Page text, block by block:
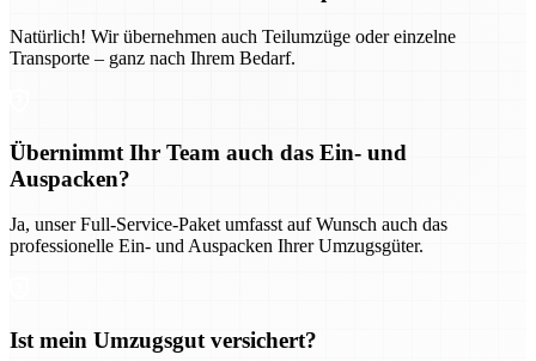
Natürlich! Wir übernehmen auch Teilumzüge oder einzelne
Transporte – ganz nach Ihrem Bedarf.
Übernimmt Ihr Team auch das Ein- und
Auspacken?
Ja, unser Full-Service-Paket umfasst auf Wunsch auch das
professionelle Ein- und Auspacken Ihrer Umzugsgüter.
Ist mein Umzugsgut versichert?